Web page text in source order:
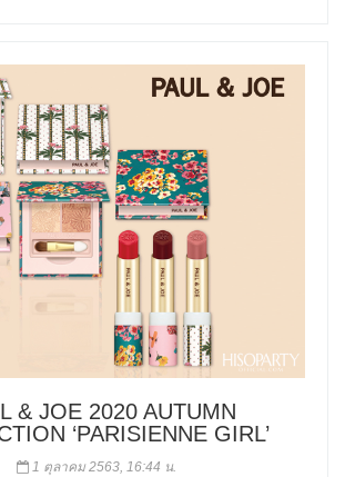
& JOE 2020 AUTUMN
‘PARISIENNE GIRL’
1 ตุลาคม 2563, 16:44 น.